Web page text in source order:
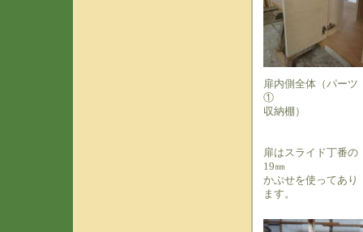
扉内側全体（パーツ
①
収納棚）
扉はスライド丁番の
19㎜
かぶせを使ってあり
ます。